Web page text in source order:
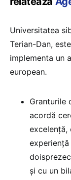
Universitatea
Terian-Dan,
implementa un
european.
Granturile
acordă
excelenţă,
şi cu un